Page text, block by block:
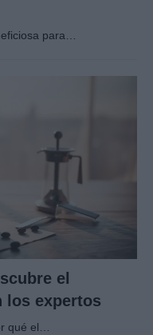
para…
el
los expertos
qué el…